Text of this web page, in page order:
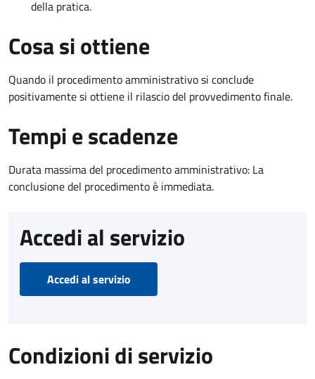
della pratica.
Cosa si ottiene
Quando il procedimento amministrativo si conclude
positivamente si ottiene il rilascio del provvedimento finale.
Tempi e scadenze
Durata massima del procedimento amministrativo: La
conclusione del procedimento è immediata.
Accedi al servizio
Accedi al servizio
Condizioni di servizio